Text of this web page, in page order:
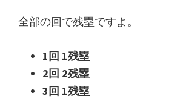
全部の回で残塁ですよ。
1回 1残塁
2回 2残塁
3回 1残塁